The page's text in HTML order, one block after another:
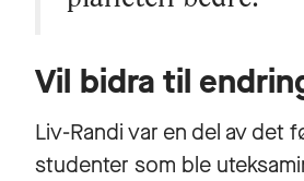
Vil bidra til
Liv-Randi var en del av det
studenter som ble